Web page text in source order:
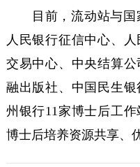
目前，流动站与
人民银行征信中心、
交易中心、中央结算
融出版社、中国民生
州银行11家博士后工